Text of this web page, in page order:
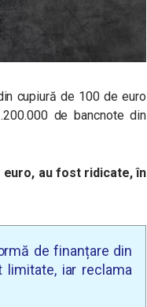
cupiură de 100 de euro
de bancnote din
euro, au fost ridicate, în
de finanțare din
limitate, iar reclama